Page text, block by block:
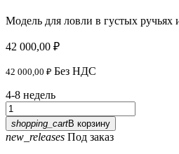
Модель для ловли в густых ручьях
42 000,00 ₽
42 000,00 ₽ Без НДС
4-8 недель
shopping_cartВ корзину
new_releases Под заказ